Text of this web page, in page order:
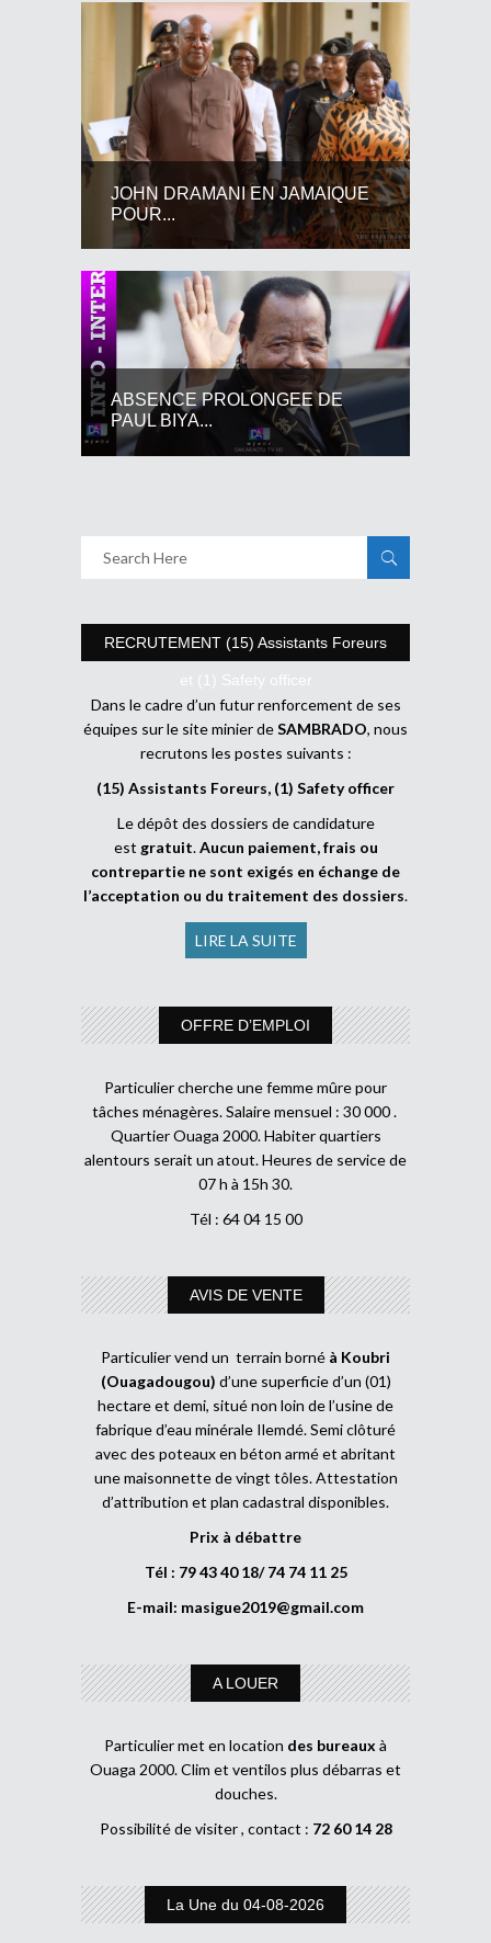
JOHN DRAMANI EN JAMAIQUE
POUR...
ABSENCE PROLONGEE DE
PAUL BIYA...
RECRUTEMENT (15) Assistants Foreurs
et (1) Safety officer
Dans le cadre d’un futur renforcement de ses
équipes sur le site minier deSAMBRADO, nous
recrutons les postes suivants :
(15) Assistants Foreurs, (1) Safety officer
Le dépôt des dossiers de candidature
est gratuit.Aucun paiement, frais ou
contrepartie ne sont exigés en échange de
l’acceptation ou du traitement des dossiers.
LIRE LA SUITE
OFFRE D’EMPLOI
Particulier cherche une femme mûre pour
tâches ménagères. Salaire mensuel : 30 000 .
Quartier Ouaga 2000. Habiter quartiers
alentours serait un atout. Heures de service de
07 h à 15h 30.
Tél : 64 04 15 00
AVIS DE VENTE
Particulier vend un terrain borné à Koubri
(Ouagadougou) d’une superficie d’un (01)
hectare et demi, situé non loin de l’usine de
fabrique d’eau minérale Ilemdé. Semi clôturé
avec des poteaux en béton armé et abritant
une maisonnette de vingt tôles. Attestation
d’attribution et plan cadastral disponibles.
Prix à débattre
Tél : 79 43 40 18/ 74 74 11 25
E-mail: masigue2019@gmail.com
A LOUER
Particulier met en location des bureaux à
Ouaga 2000. Clim et ventilos plus débarras et
douches.
Possibilité de visiter , contact : 72 60 14 28
La Une du 04-08-2026